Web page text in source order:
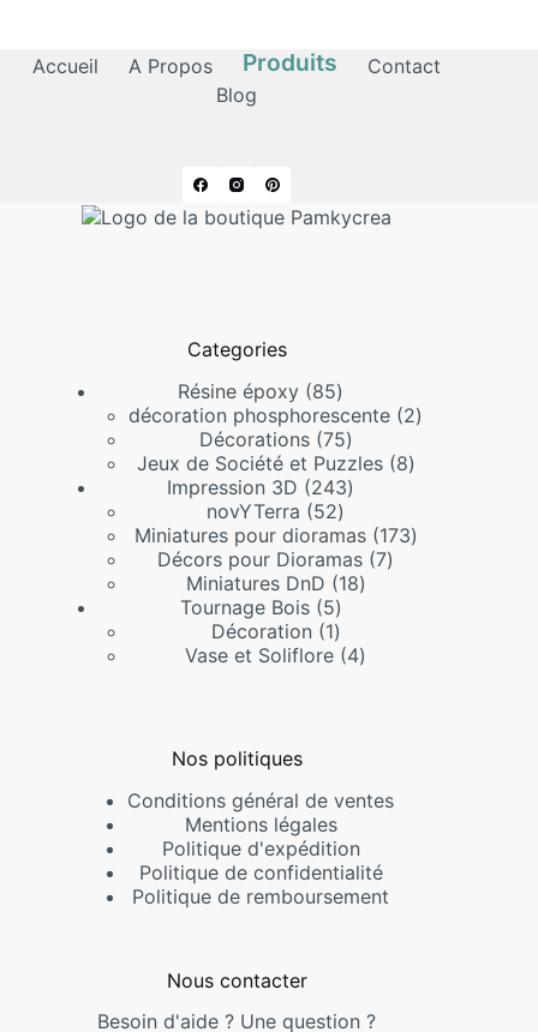
Accueil A Propos Produits
Contact
Blog
Categories
Résine époxy 8585
produits
décoration phosphorescente 22
Décorations 7575
produits
Jeux de Société et Puzzles 88
Impression 3D 243243
novYTerra 5252
produits
Miniatures pour dioramas 173173
Décors pour Dioramas 77
Miniatures DnD 1818
Tournage Bois 55
produits
Décoration 11
produit
Vase et Soliflore 44
Nos politiques
Conditions général de ventes
Mentions légales
Politique d'expédition
Politique de confidentialité
Politique de remboursement
Nous contacter
Besoin d'aide ? Une question ?